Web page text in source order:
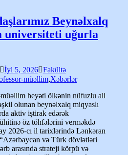
Beynəlxalq
universiteti uğurla
İyl 5, 2026
Fakültə
müəllim,Xəbərlər
heyəti ölkənin nüfuzlu ali
olunan beynəlxalq miqyaslı
aktiv iştirak edərək
öz töhfələrini verməkdə
2026-cı il tarixlərində Lənkəran
və Türk dövlətləri
arasında strateji körpü və